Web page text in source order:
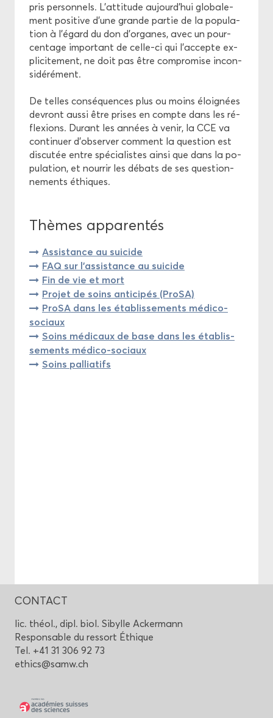
pris per­son­nels. L’at­ti­tude au­jourd’hui glo­ba­le­
ment po­si­tive d’une grande par­tie de la po­pu­la­
tion à l’égard du don d’or­ganes, avec un pour­
cen­tage im­por­tant de celle-​ci qui l’ac­cepte ex­
pli­ci­te­ment, ne doit pas être com­pro­mise in­con­
si­dé­ré­ment.
De telles consé­quences plus ou moins éloi­gnées
de­vront aussi être prises en compte dans les ré­
flexions. Du­rant les an­nées à venir, la CCE va
conti­nuer d’ob­ser­ver com­ment la ques­tion est
dis­cu­tée entre spé­cia­listes ainsi que dans la po­
pu­la­tion, et nour­rir les dé­bats de ses ques­tion­
ne­ments éthiques.
Thèmes ap­pa­ren­tés
As­sis­tance au sui­cide
FAQ sur l’as­sis­tance au sui­cide
Fin de vie et mort
Pro­jet de soins an­ti­ci­pés (ProSA)
ProSA dans les éta­blis­se­ments médico-​
sociaux
Soins mé­di­caux de base dans les éta­blis­
se­ments médico-​sociaux
Soins pal­lia­tifs
CONTACT
lic. théol., dipl. biol. Si­bylle Acker­mann
Res­pon­sable du res­sort Éthique
Tel. +41 31 306 92 73
ethics@samw.ch